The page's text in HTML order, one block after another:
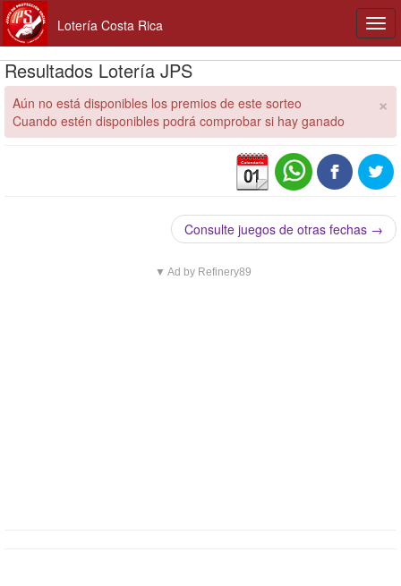
Lotería Costa Rica
Resultados Lotería JPS
×
Aún no está disponibles los premios de este sorteo
Cuando estén disponibles podrá comprobar si hay ganado
Consulte juegos de otras fechas →
▼ Ad by Refinery89